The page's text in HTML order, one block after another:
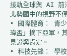
接軌全球與 AI 前
北勢國中的視野不
• 國際體育： 青
瑋盃」摘下亞軍，
見證與肯定。
• 科技先鋒： 學